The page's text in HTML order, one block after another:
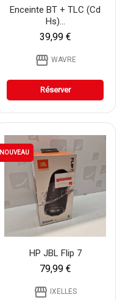
Enceinte BT + TLC (cd
Hs)...
39,99 €
storefront WAVRE
Réserver
HP JBL Flip 7
79,99 €
storefront IXELLES
NOUVEAU